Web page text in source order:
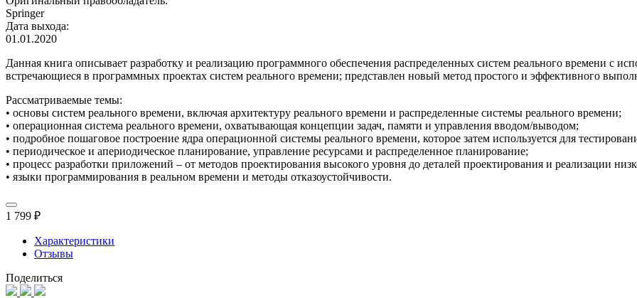
Springer
Дата выхода:
01.01.2020
Данная книга описывает разработку и реализацию программного обеспечения распределенных систем реального времени с
встречающиеся в программных проектах систем реального времени; представлен новый метод простого и эффективного
Рассматриваемые темы:
• основы систем реального времени, включая архитектуру реального времени и распределенные системы реального времени;
• операционная система реального времени, охватывающая концепции задач, памяти и управления вводом/выводом;
• подробное пошаговое построение ядра операционной системы реального времени, которое затем используется для
• периодическое и апериодическое планирование, управление ресурсами и распределенное планирование;
• процесс разработки приложений – от методов проектирования высокого уровня до деталей проектирования и реализации
• языки программирования в реальном времени и методы отказоустойчивости.
1 799 ₽
Характеристики
Отзывы
Поделиться